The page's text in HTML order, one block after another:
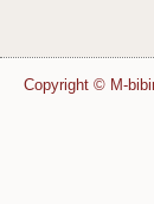
Copyright © M-